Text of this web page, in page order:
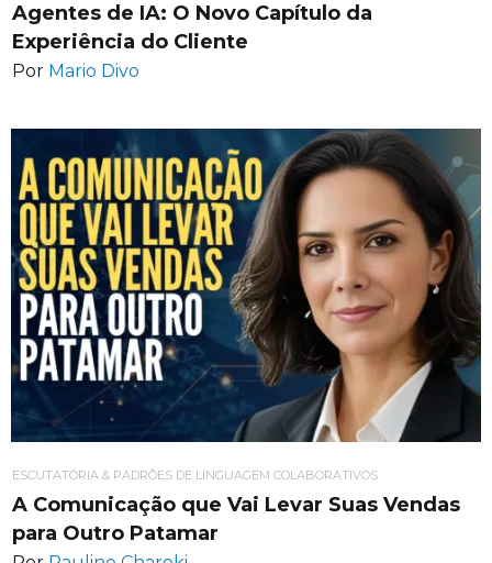
Agentes de IA: O Novo Capítulo da
Experiência do Cliente
Por Mario Divo
ESCUTATÓRIA & PADRÕES DE LINGUAGEM COLABORATIVOS
A Comunicação que Vai Levar Suas Vendas
para Outro Patamar